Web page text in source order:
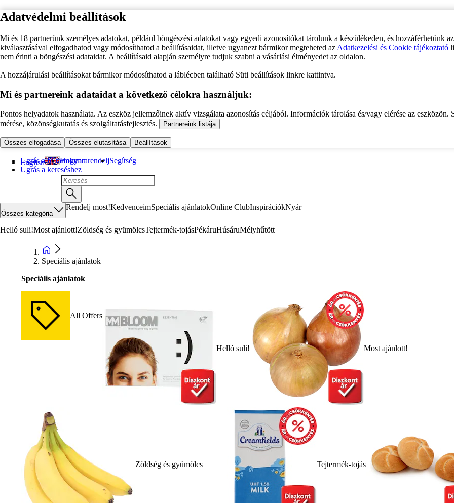
Adatvédelmi beállítások
Mi és 18 partnerünk személyes adatokat, például böngészési adatokat vagy egyedi azonosítókat tárolunk a készülékeden, és hozzáférhetünk
kiválasztásával elfogadhatod vagy módosíthatod a beállításaidat, illetve ugyanezt bármikor megteheted az Adatkezelési és Cookie tájékoztató
nem érinti a böngészési adataidat. A beállításaid alapján személyre tudjuk szabni a vásárlási élményedet az oldalon.
A hozzájárulási beállításokat bármikor módosíthatod a láblécben található Süti beállítások linkre kattintva.
Mi és partnereink adataidat a következő célokra használjuk:
Pontos helyadatok használata. Az eszköz jellemzőinek aktív vizsgálata azonosítás céljából. Információk tárolása és/vagy elérése az eszközön.
mérése, közönségkutatás és szolgáltatásfejlesztés.
Partnereink listája
Összes elfogadása Összes elutasítása Beállítások
Ugrás a fő tartalomra
Ugrás a kereséshez
English Hogyan rendeljSegítség
Összes kategória
Rendelj most!KedvenceimSpeciális ajánlatokOnline ClubInspirációkNyár
Helló suli!Most ajánlott!Zöldség és gyümölcsTejtermék-tojásPékáruHúsáruMélyhűtött
Speciális ajánlatok
Speciális ajánlatok
All Offers
Helló suli! Most ajánlott!
Zöldség és gyümölcs Tejtermék-tojás